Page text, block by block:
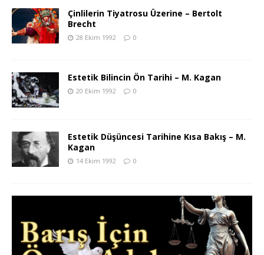
Çinlilerin Tiyatrosu Üzerine – Bertolt
Brecht
28 Ekim 1992 0
Estetik Bilincin Ön Tarihi – M. Kagan
20 Ekim 1992 0
Estetik Düşüncesi Tarihine Kısa Bakış – M.
Kagan
14 Ekim 1992 0